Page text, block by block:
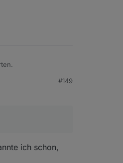
Datenpunkte
#149
ich schon,